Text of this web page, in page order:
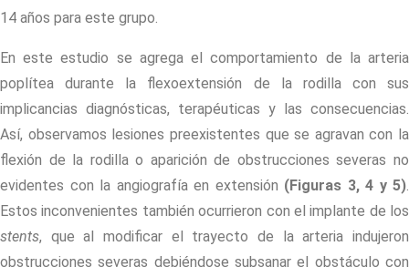
14 años para este grupo.
En este estudio se agrega el comportamiento de la arteria
poplítea durante la flexoextensión de la rodilla con sus
implicancias diagnósticas, terapéuticas y las consecuencias.
Así, observamos lesiones preexistentes que se agravan con la
flexión de la rodilla o aparición de obstrucciones severas no
evidentes con la angiografía en extensión (Figuras 3, 4 y 5).
Estos inconvenientes también ocurrieron con el implante de los
stents, que al modificar el trayecto de la arteria indujeron
obstrucciones severas debiéndose subsanar el obstáculo con